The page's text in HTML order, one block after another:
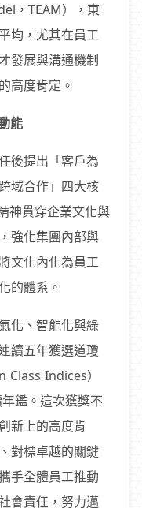
，TEAM），東
均，尤其在員工
發展與溝通機制
高度肯定。
能
後提出「客戶為
域合作」四大核
神貫穿企業文化與
強化集團內部與
文化內化為員工
的體系。
化、智能化與綠
續五年獲選道瓊
Indices）
鑑。這次獲獎不
新上的高度肯
對標卓越的關鍵
手全體員工推動
會責任，努力邁